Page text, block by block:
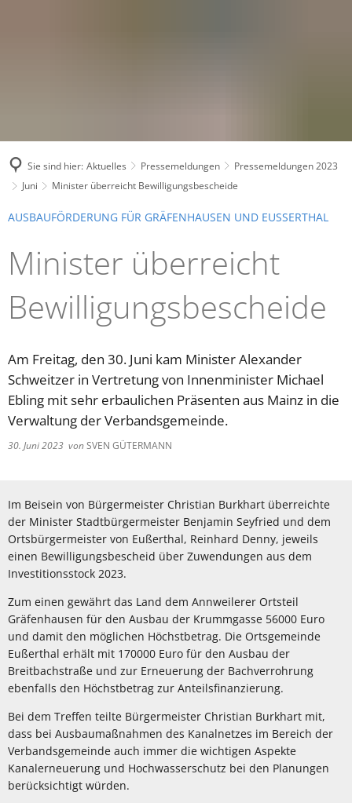
Sie sind hier: Aktuelles Pressemeldungen
Pressemeldungen 2023
Juni
Minister überreicht Bewilligungsbescheide
AUSBAUFÖRDERUNG FÜR GRÄFENHAUSEN UND EUSSERTHAL
Minister überreicht
Bewilligungsbescheide
Am Freitag, den 30. Juni kam Minister Alexander
Schweitzer in Vertretung von Innenminister Michael
Ebling mit sehr erbaulichen Präsenten aus Mainz in die
Verwaltung der Verbandsgemeinde.
30. Juni 2023 vonSVEN GÜTERMANN
Im Beisein von Bürgermeister Christian Burkhart überreichte
der Minister Stadtbürgermeister Benjamin Seyfried und dem
Ortsbürgermeister von Eußerthal, Reinhard Denny, jeweils
einen Bewilligungsbescheid über Zuwendungen aus dem
Investitionsstock 2023.
Zum einen gewährt das Land dem Annweilerer Ortsteil
Gräfenhausen für den Ausbau der Krummgasse 56000 Euro
und damit den möglichen Höchstbetrag. Die Ortsgemeinde
Eußerthal erhält mit 170000 Euro für den Ausbau der
Breitbachstraße und zur Erneuerung der Bachverrohrung
ebenfalls den Höchstbetrag zur Anteilsfinanzierung.
Bei dem Treffen teilte Bürgermeister Christian Burkhart mit,
dass bei Ausbaumaßnahmen des Kanalnetzes im Bereich der
Verbandsgemeinde auch immer die wichtigen Aspekte
Kanalerneuerung und Hochwasserschutz bei den Planungen
berücksichtigt würden.